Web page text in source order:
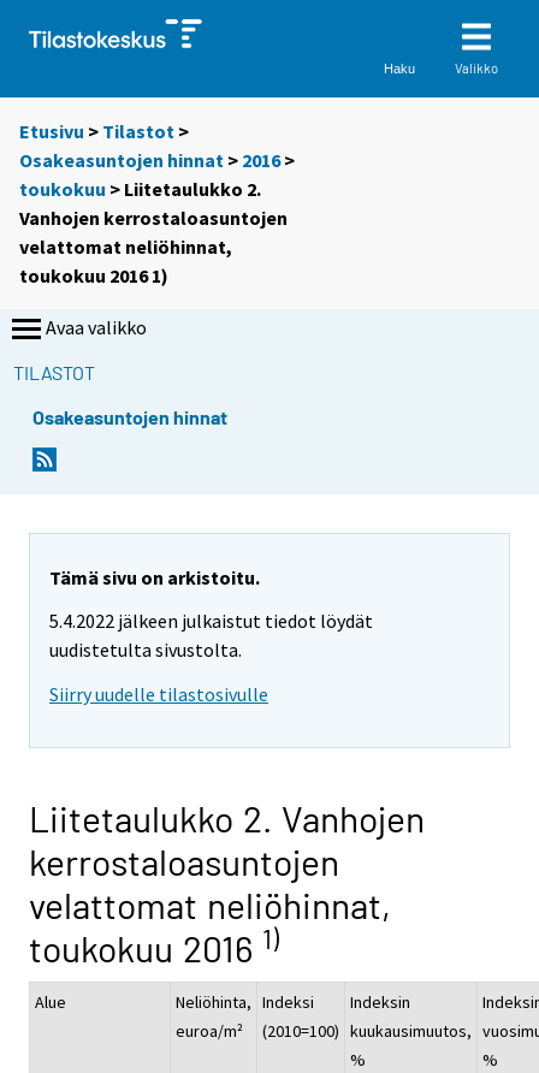
Haku Valikko
Etusivu > Tilastot >
Osakeasuntojen hinnat > 2016>
toukokuu > Liitetaulukko 2.
Vanhojen kerrostaloasuntojen
velattomat neliöhinnat,
toukokuu 2016 1)
Avaa valikko
TILASTOT
Osakeasuntojen hinnat
Tämä sivu on arkistoitu.
5.4.2022 jälkeen julkaistut tiedot löydät
uudistetulta sivustolta.
Siirry uudelle tilastosivulle
Liitetaulukko 2. Vanhojen
kerrostaloasuntojen
velattomat neliöhinnat,
toukokuu 2016 1)
Alue
Neliöhinta,
euroa/m²
Indeksi
(2010=100)
Indeksin
kuukausimuutos,
%
%